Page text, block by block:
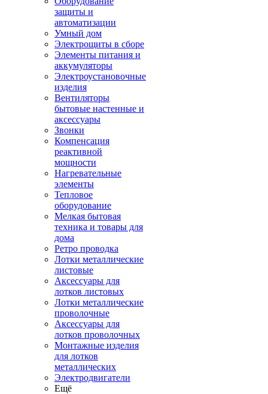
защиты и
автоматизации
Умный дом
Электрощиты в сборе
Элементы питания и
аккумуляторы
Электроустановочные
изделия
Вентиляторы
бытовые настенные и
аксессуары
Звонки
Компенсация
реактивной
мощности
Нагревательные
элементы
Тепловое
оборудование
Мелкая бытовая
техника и товары для
дома
Ретро проводка
Лотки металлические
листовые
Аксессуары для
лотков листовых
Лотки металлические
проволочные
Аксессуары для
лотков проволочных
Монтажные изделия
для лотков
металлических
Электродвигатели
Ещё